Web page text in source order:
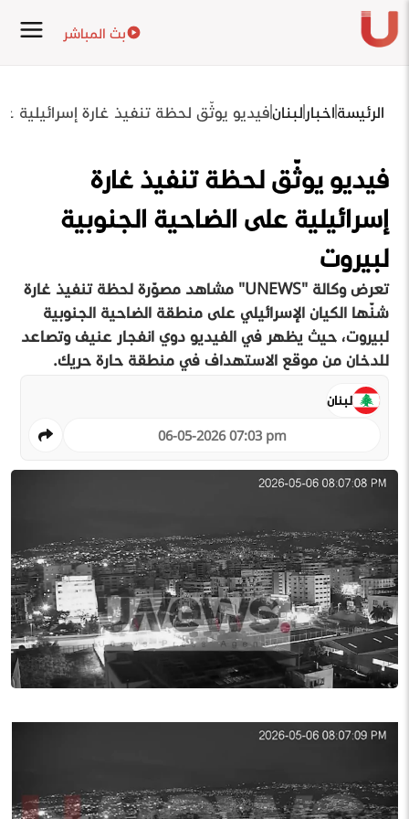
بث المباشر
الرئيسةاخبار لبنانفيديو يوثّق لحظة تنفيذ غارة إسرائيلية
فيديو يوثّق لحظة تنفيذ غارة
إسرائيلية على الضاحية الجنوبية
لبيروت
تعرض وكالة "UNEWS" مشاهد مصوّرة لحظة تنفيذ غارة
شنّها الكيان الإسرائيلي على منطقة الضاحية الجنوبية
لبيروت، حيث يظهر في الفيديو دوي انفجار عنيف وتصاعد
للدخان من موقع الاستهداف في منطقة حارة حريك.
06-05-2026 07:03 pm
لبنان